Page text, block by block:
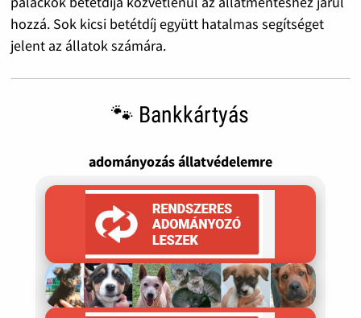
hozzá. Sok kicsi betétdíj együtt hatalmas segítséget
jelent az állatok számára.
🐾 Bankkártyás
adományozás állatvédelemre